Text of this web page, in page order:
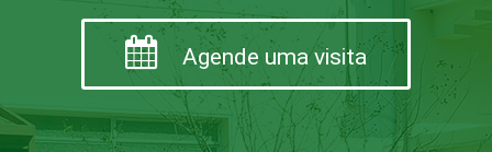
Agende uma visita